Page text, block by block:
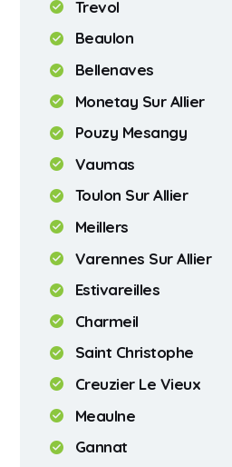
Trevol
Beaulon
Bellenaves
Monetay Sur Allier
Pouzy Mesangy
Vaumas
Toulon Sur Allier
Meillers
Varennes Sur Allier
Estivareilles
Charmeil
Saint Christophe
Creuzier Le Vieux
Meaulne
Gannat